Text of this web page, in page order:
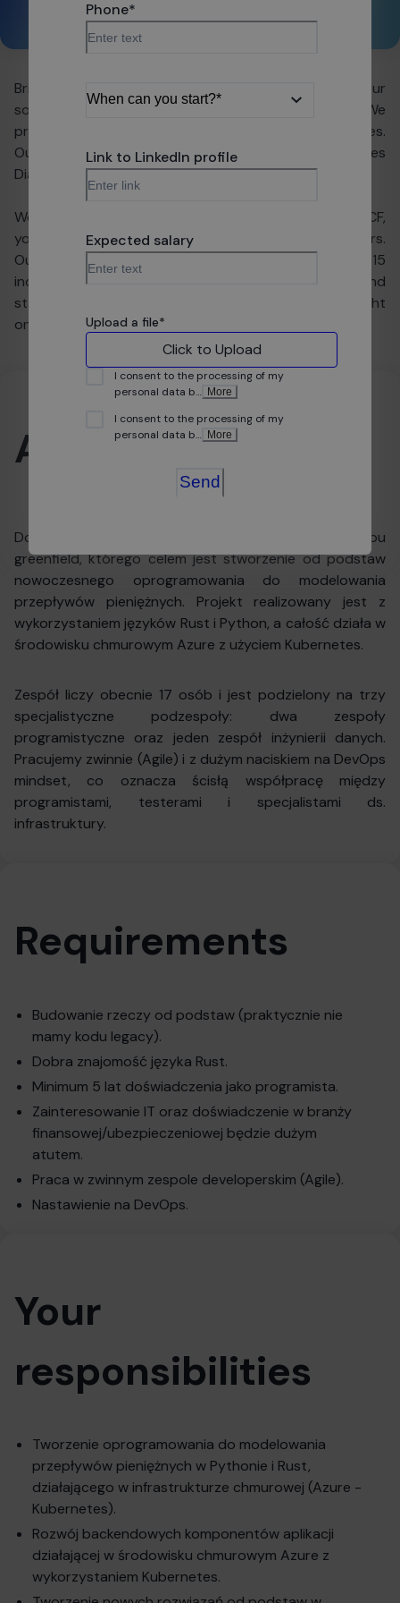
Bright Coders' Factory — our name speaks for us, as our
software sits in the hearts of global companies. We
provide customers with state-of-the-art technologies.
Our potential still grows, which is proven by the Forbes
Diamond and Great Place to Work Awards.
We're writing code to make people's lives easier. In BCF,
you will find your place and see that your work matters.
Our portfolio includes projects from more than 15
industries - so depending on your preferences and
stage of career, we're definitely going to find the right
one for you.
About position
Dołączysz do międzynarodowego projektu typu
greenfield, którego celem jest stworzenie od podstaw
nowoczesnego oprogramowania do modelowania
przepływów pieniężnych. Projekt realizowany jest z
wykorzystaniem języków Rust i Python, a całość działa w
środowisku chmurowym Azure z użyciem Kubernetes.
Zespół liczy obecnie 17 osób i jest podzielony na trzy
specjalistyczne podzespoły: dwa zespoły
programistyczne oraz jeden zespół inżynierii danych.
Pracujemy zwinnie (Agile) i z dużym naciskiem na DevOps
mindset, co oznacza ścisłą współpracę między
programistami, testerami i specjalistami ds.
infrastruktury.
Requirements
Budowanie rzeczy od podstaw (praktycznie nie
mamy kodu legacy).
Dobra znajomość języka Rust.
Minimum 5 lat doświadczenia jako programista.
Zainteresowanie IT oraz doświadczenie w branży
finansowej/ubezpieczeniowej będzie dużym
atutem.
Praca w zwinnym zespole developerskim (Agile).
Nastawienie na DevOps.
Your
responsibilities
Tworzenie oprogramowania do modelowania
przepływów pieniężnych w Pythonie i Rust,
działającego w infrastrukturze chmurowej (Azure -
Kubernetes).
Rozwój backendowych komponentów aplikacji
działającej w środowisku chmurowym Azure z
wykorzystaniem Kubernetes.
Share:
Phone*
Link to LinkedIn profile
Expected salary
Upload a file*
Click to Upload
I consent to the processing of my
personal data b… More
I consent to the processing of my
personal data b… More
Send